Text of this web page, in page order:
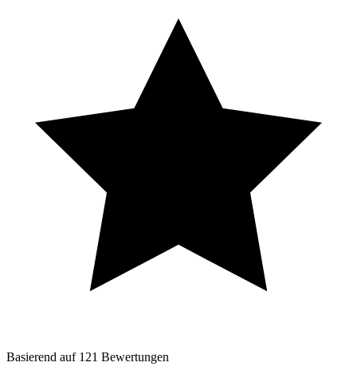
Basierend auf 121 Bewertungen